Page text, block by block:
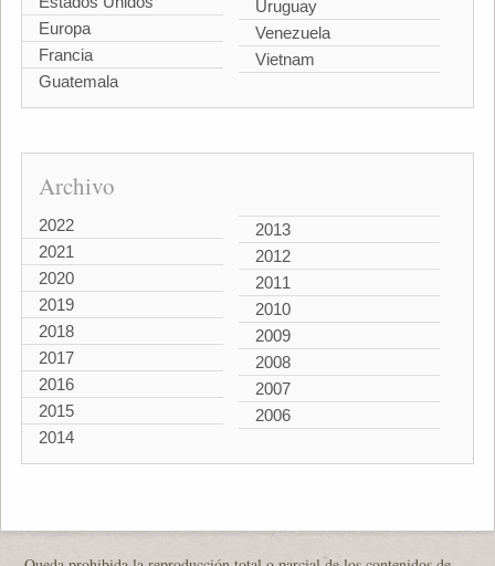
Europa
Francia
Guatemala
Uruguay
Venezuela
Vietnam
Archivo
2022
2021
2020
2019
2018
2017
2016
2015
2014
2013
2012
2011
2010
2009
2008
2007
2006